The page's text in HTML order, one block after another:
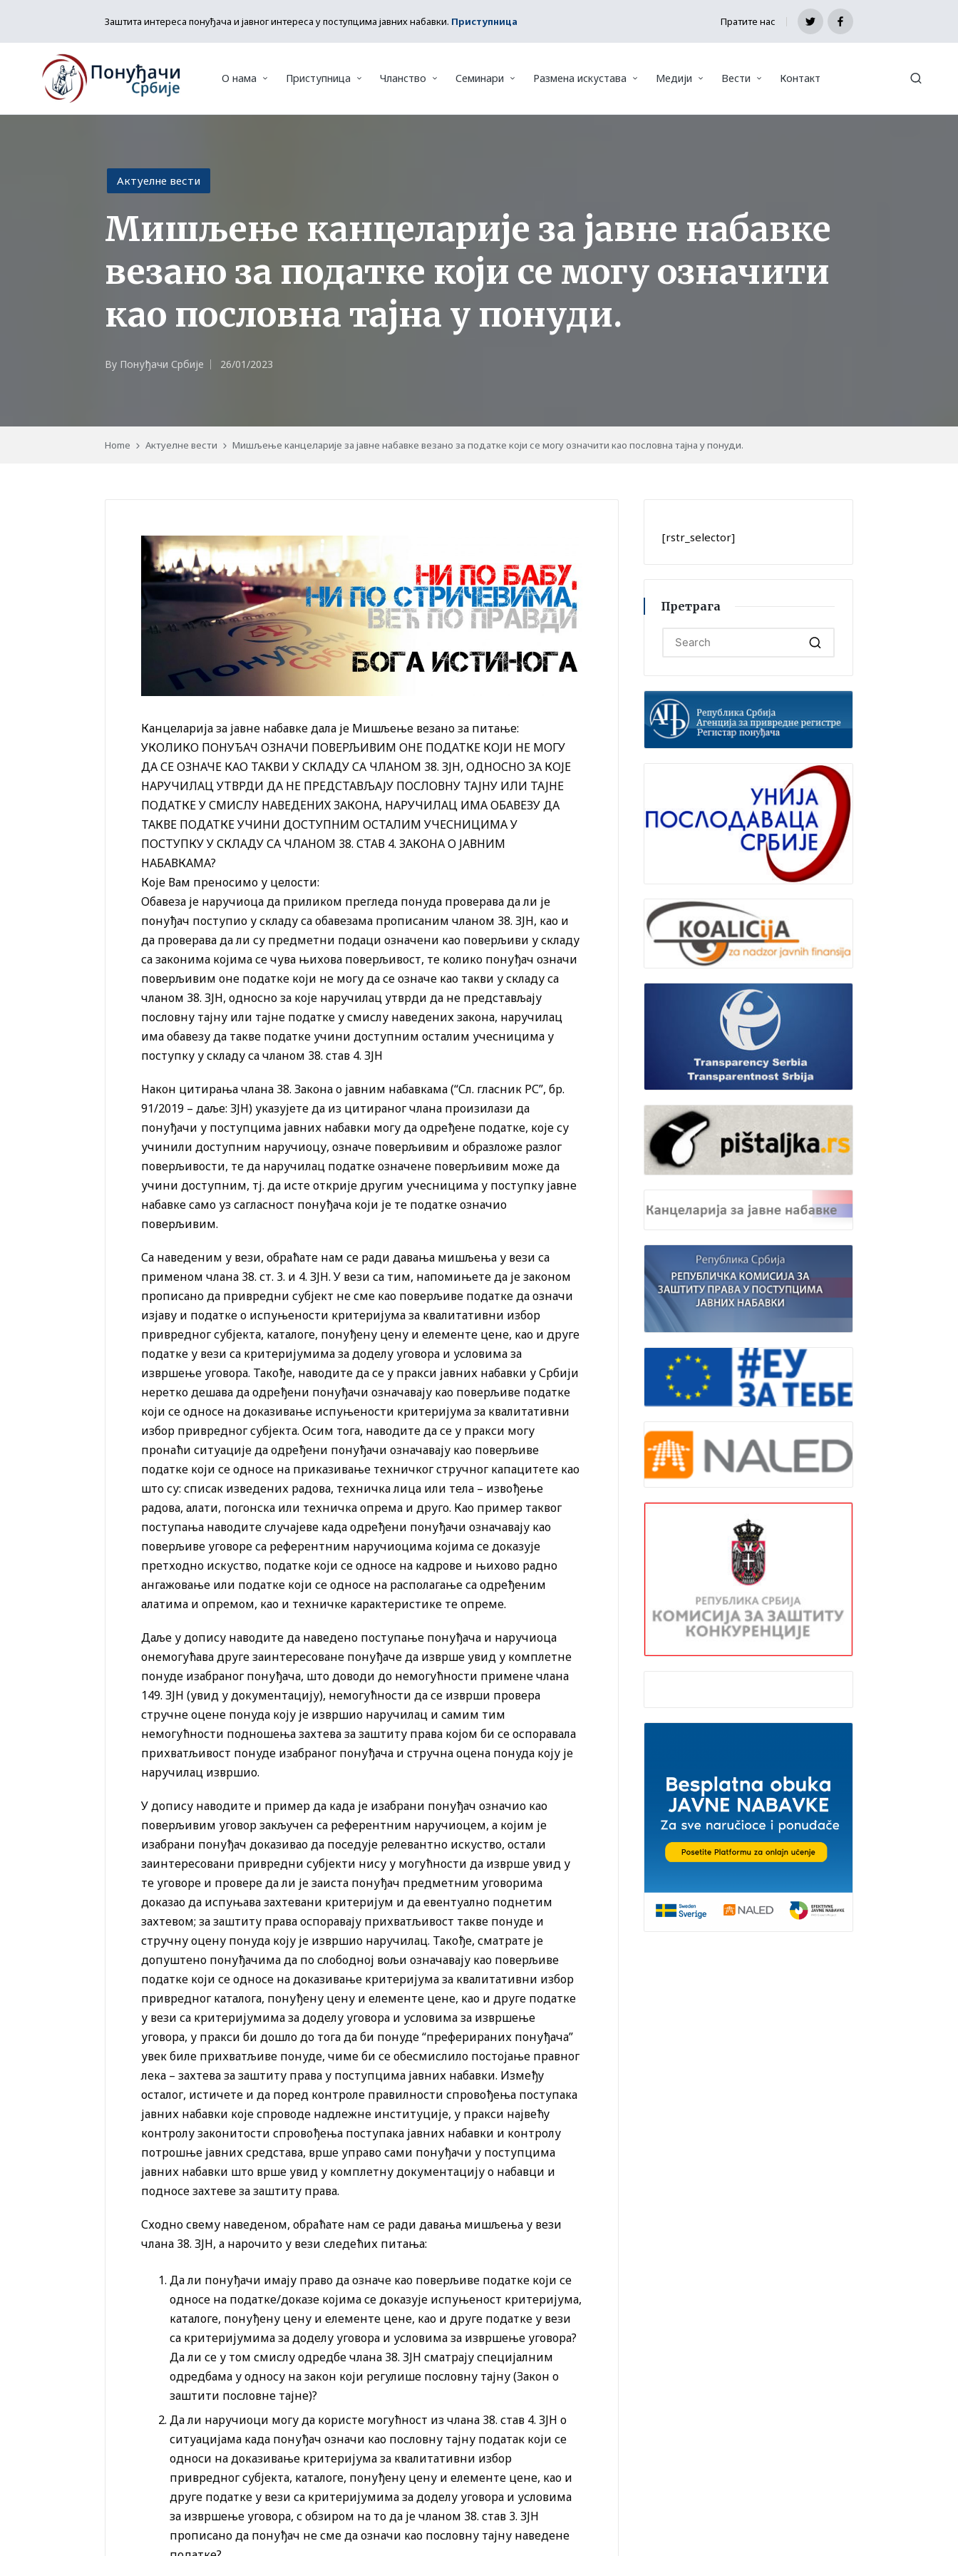
Заштита интереса понуђача и јавног интереса у поступцима јавних набавки. Приступница Пратите нас
TwitterFacebook
О нама Приступница Чланство Семинари Размена искустава Медији Вести Контакт
Posted
in
Актуелне вести
Мишљење канцеларије за јавне набавке
везано за податке који се могу означити
као пословна тајна у понуди.
Posted
By Понуђачи Србије 26/01/2023
Home Актуелне вести Мишљење канцеларије за јавне набавке везано за податке који се могу означити као пословна тајна у понуди.
Канцеларија за јавне набавке дала је Мишљење везано за питање:
УКОЛИКО ПОНУЂАЧ ОЗНАЧИ ПОВЕРЉИВИМ ОНЕ ПОДАТКЕ КОЈИ НЕ МОГУ
ДА СЕ ОЗНАЧЕ КАО ТАКВИ У СКЛАДУ СА ЧЛАНОМ 38. ЗЈН, ОДНОСНО ЗА КОЈЕ
НАРУЧИЛАЦ УТВРДИ ДА НЕ ПРЕДСТАВЉАЈУ ПОСЛОВНУ ТАЈНУ ИЛИ ТАЈНЕ
ПОДАТКЕ У СМИСЛУ НАВЕДЕНИХ ЗАКОНА, НАРУЧИЛАЦ ИМА ОБАВЕЗУ ДА
ТАКВЕ ПОДАТКЕ УЧИНИ ДОСТУПНИМ ОСТАЛИМ УЧЕСНИЦИМА У
ПОСТУПКУ У СКЛАДУ СА ЧЛАНОМ 38. СТАВ 4. ЗАКОНА О ЈАВНИМ
НАБАВКАМА?
Које Вам преносимо у целости:
Обавеза је наручиоца да приликом прегледа понуда проверава да ли је
понуђач поступио у складу са обавезама прописаним чланом 38. ЗЈН, као и
да проверава да ли су предметни подаци означени као поверљиви у складу
са законима којима се чува њихова поверљивост, те колико понуђач означи
поверљивим оне податке који не могу да се означе као такви у складу са
чланом 38. ЗЈН, односно за које наручилац утврди да не представљају
пословну тајну или тајне податке у смислу наведених закона, наручилац
има обавезу да такве податке учини доступним осталим учесницима у
поступку у складу са чланом 38. став 4. ЗЈН
Након цитирања члана 38. Закона о јавним набавкама (“Сл. гласник РС”, бр.
91/2019 – даље: ЗЈН) указујете да из цитираног члана произилази да
понуђачи у поступцима јавних набавки могу да одређене податке, које су
учинили доступним наручиоцу, означе поверљивим и образложе разлог
поверљивости, те да наручилац податке означене поверљивим може да
учини доступним, тј. да исте открије другим учесницима у поступку јавне
набавке само уз сагласност понуђача који је те податке означио
поверљивим.
Са наведеним у вези, обраћате нам се ради давања мишљења у вези са
применом члана 38. ст. 3. и 4. ЗЈН. У вези са тим, напомињете да је законом
прописано да привредни субјект не сме као поверљиве податке да означи
изјаву и податке о испуњености критеријума за квалитативни избор
привредног субјекта, каталоге, понуђену цену и елементе цене, као и друге
податке у вези са критеријумима за доделу уговора и условима за
извршење уговора. Такође, наводите да се у пракси јавних набавки у Србији
неретко дешава да одређени понуђачи означавају као поверљиве податке
који се односе на доказивање испуњености критеријума за квалитативни
избор привредног субјекта. Осим тога, наводите да се у пракси могу
пронаћи ситуације да одређени понуђачи означавају као поверљиве
податке који се односе на приказивање техничког стручног капацитете као
што су: списак изведених радова, техничка лица или тела – извођење
радова, алати, погонска или техничка опрема и друго. Као пример таквог
поступања наводите случајеве када одређени понуђачи означавају као
поверљиве уговоре са референтним наручиоцима којима се доказује
претходно искуство, податке који се односе на кадрове и њихово радно
ангажовање или податке који се односе на располагање са одређеним
алатима и опремом, као и техничке карактеристике те опреме.
Даље у допису наводите да наведено поступање понуђача и наручиоца
онемогућава друге заинтересоване понуђаче да изврше увид у комплетне
понуде изабраног понуђача, што доводи до немогућности примене члана
149. ЗЈН (увид у документацију), немогућности да се изврши провера
стручне оцене понуда коју је извршио наручилац и самим тим
немогућности подношења захтева за заштиту права којом би се оспоравала
прихватљивост понуде изабраног понуђача и стручна оцена понуда коју је
наручилац извршио.
У допису наводите и пример да када је изабрани понуђач означио као
поверљивим уговор закључен са референтним наручиоцем, а којим је
изабрани понуђач доказивао да поседује релевантно искуство, остали
заинтересовани привредни субјекти нису у могућности да изврше увид у
те уговоре и провере да ли је заиста понуђач предметним уговорима
доказао да испуњава захтевани критеријум и да евентуално поднетим
захтевом; за заштиту права оспоравају прихватљивост такве понуде и
стручну оцену понуда коју је извршио наручилац. Такође, сматрате је
допуштено понуђачима да по слободној вољи означавају као поверљиве
податке који се односе на доказивање критеријума за квалитативни избор
привредног каталога, понуђену цену и елементе цене, као и друге податке
у вези са критеријумима за доделу уговора и условима за извршење
уговора, у пракси би дошло до тога да би понуде “преферираних понуђача”
увек биле прихватљиве понуде, чиме би се обесмислило постојање правног
лека – захтева за заштиту права у поступцима јавних набавки. Између
осталог, истичете и да поред контроле правилности спровођења поступака
јавних набавки које спроводе надлежне институције, у пракси највећу
контролу законитости спровођења поступака јавних набавки и контролу
потрошње јавних средстава, врше управо сами понуђачи у поступцима
јавних набавки што врше увид у комплетну документацију о набавци и
подносе захтеве за заштиту права.
Сходно свему наведеном, обраћате нам се ради давања мишљења у вези
члана 38. ЗЈН, а нарочито у вези следећих питања:
Да ли понуђачи имају право да означе као поверљиве податке који се
односе на податке/доказе којима се доказује испуњеност критеријума,
каталоге, понуђену цену и елементе цене, као и друге податке у вези
са критеријумима за доделу уговора и условима за извршење уговора?
Да ли се у том смислу одредбе члана 38. ЗЈН сматрају специјалним
одредбама у односу на закон који регулише пословну тајну (Закон о
заштити пословне тајне)?
Да ли наручиоци могу да користе могућност из члана 38. став 4. ЗЈН о
ситуацијама када понуђач означи као пословну тајну податак који се
односи на доказивање критеријума за квалитативни избор
привредног субјекта, каталоге, понуђену цену и елементе цене, као и
друге податке у вези са критеријумима за доделу уговора и условима
за извршење уговора, с обзиром на то да је чланом 38. став 3. ЗЈН
прописано да понуђач не сме да означи као пословну тајну наведене
[rstr_selector]
Претрага